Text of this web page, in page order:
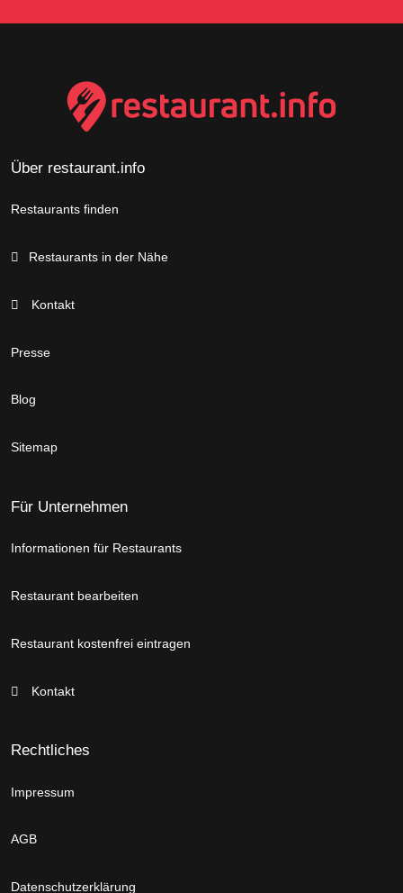
Über restaurant.info
Restaurants finden
Restaurants in der Nähe
Kontakt
Presse
Blog
Sitemap
Für Unternehmen
Informationen für Restaurants
Restaurant bearbeiten
Restaurant kostenfrei eintragen
Kontakt
Rechtliches
Impressum
AGB
Datenschutzerklärung